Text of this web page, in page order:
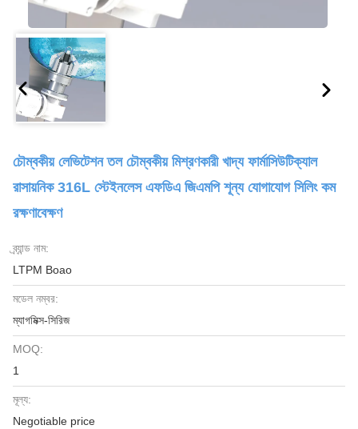
চৌম্বকীয় লেভিটেশন তল চৌম্বকীয় মিশ্রণকারী খাদ্য ফার্মাসিউটিক্যাল
রাসায়নিক 316L স্টেইনলেস এফডিএ জিএমপি শূন্য যোগাযোগ সিলিং কম
রক্ষণাবেক্ষণ
ব্র্যান্ড নাম:
LTPM Boao
মডেল নম্বর:
ম্যাগমিক্স-সিরিজ
MOQ:
1
মূল্য:
Negotiable price